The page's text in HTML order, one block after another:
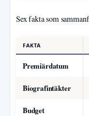
Sex fakta som
FAKTA
Premiärdatum
Biografintäkter
Budget